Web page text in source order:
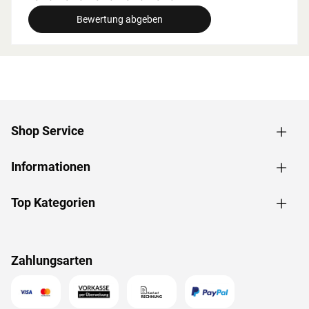
breite beachtet werden.
Grundausstattung
Saunagast besonders angenehm. In der
Grundausstattung sind folgende Liegebänke enthalten: 2
Fronteinstieg: Die klassische Einstiegsart ist besonders
Einstieg von vorne ein geräumiges und atmosphärisches
Ankommen im Inneren der Sauna.
sowohl in der rechten als auch in der linken Ecke des
Türvariante
Bewertung abgeben
Shop Service
Informationen
Top Kategorien
Zahlungsarten